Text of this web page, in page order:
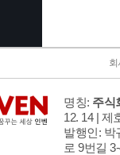
회
명칭: 주식
12. 14 | 제
발행인: 박
로 9번길